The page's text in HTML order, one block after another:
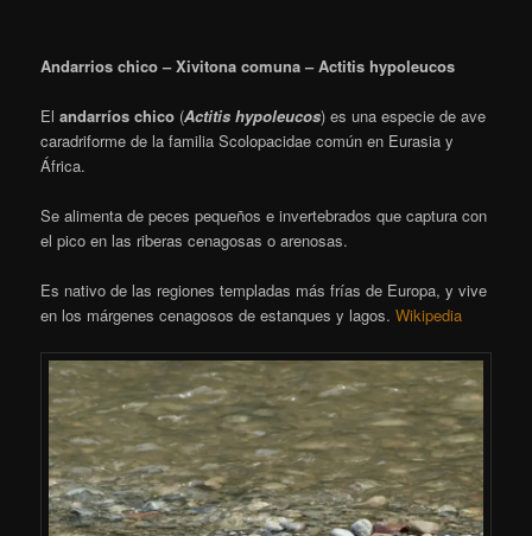
Andarrios chico – Xivitona comuna – Actitis hypoleucos
Elandarríos chico ​ (Actitis hypoleucos) es una especie de ave
caradriforme de la familia Scolopacidae común en Eurasia y
África.
Se alimenta de peces pequeños e invertebrados que captura con
el pico en las riberas cenagosas o arenosas.
Es nativo de las regiones templadas más frías de Europa, y vive
en los márgenes cenagosos de estanques y lagos.Wikipedia